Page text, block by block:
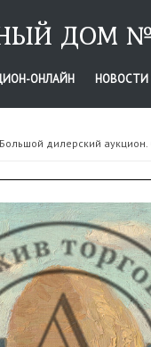
ДОМ
ОНЛАЙН НОВОСТИ
дилерский